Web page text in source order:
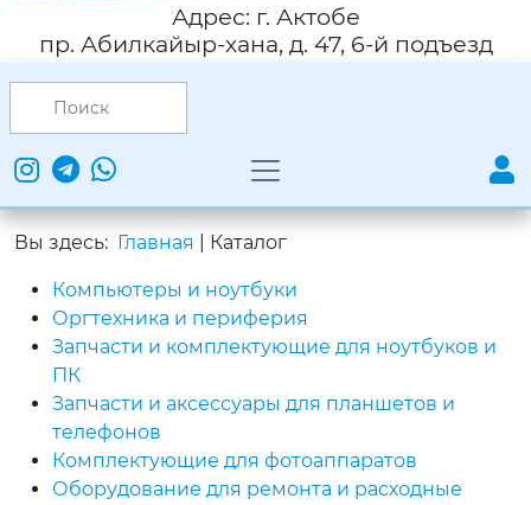
Адрес: г. Актобе
пр. Абилкайыр-хана, д. 47, 6-й подъезд
Вы здесь: Главная Каталог
Компьютеры и ноутбуки
Оргтехника и периферия
Запчасти и комплектующие для ноутбуков и
ПК
Запчасти и аксессуары для планшетов и
телефонов
Комплектующие для фотоаппаратов
Оборудование для ремонта и расходные